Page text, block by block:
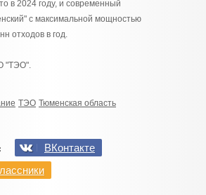
в 2024 году, и современный
с максимальной мощностью
отходов в год.
"ТЭО".
ТЭО Тюменская область
ВКонтакте